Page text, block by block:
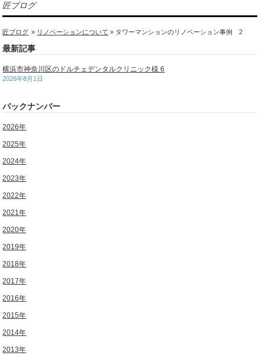
匠ブログ
匠ブログ » リノベーションについて » タワーマンションのリノベーション事例 2
最新記事
横浜市神奈川区のドルチェデンタルクリニック様 6
2026年8月1日
バックナンバー
2026年
2025年
2024年
2023年
2022年
2021年
2020年
2019年
2018年
2017年
2016年
2015年
2014年
2013年